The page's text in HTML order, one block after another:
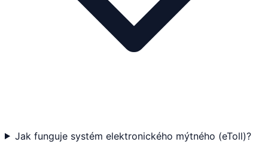
Jak funguje systém elektronického mýtného (eToll)?